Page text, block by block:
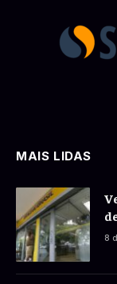
MAIS LIDAS
8